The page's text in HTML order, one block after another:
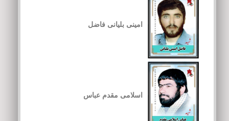
امینی بلیانی فاضل
اسلامی مقدم عباس